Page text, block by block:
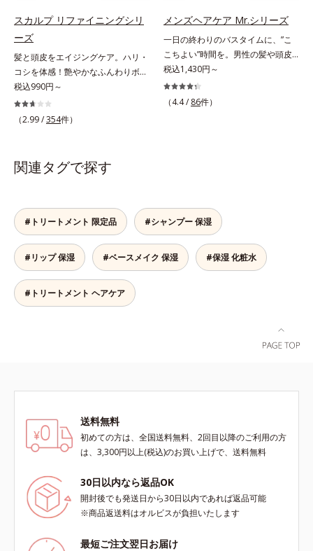
分が乾燥ダメージをケアし、毛髪の
うるおいをUP・11種のアミノ酸
(*5)：エッセンスインヘアミルクと
共通成分で毛髪を補修・タンパク質
補給成分(*6)：毛髪を補修してハリ
コシをUP・コレステロール(*7)：髪
への親和性が高い油性成分が毛髪の
湿・毛髪補修成分）*2 超音波ケア
の“定着”着想。毛髪水分との結合処
コフェロール、テトラヘキシルデカ
ン酸アスコルビル（保湿）*5 アル
ギニン、グリシン、アスパラギン
酸、セリン、トレオニン、バリン、
ニン、イソロイシン、ヒスチジン
（毛髪補修）*6 加水分解ゴマタン
グのしやすい、ずっと触れていたく
なるうるツヤ髪へと導きます。ヒノ
キ、ラベンダー、ゼラニウムによる
リフレッシュアロマの香りで、バス
ルームがここちよいリラックス空間
に。*1 うねり、パサつき*2 保湿成
分
スカルプ リファイニングシリ
ーズ
髪と頭皮をエイジングケア。ハリ・
コシを体感！艶やかなふんわりボリ
ューム美髪へ。「抜け毛が目立つ」
「ボリュームがない」「ハリ・コシ
がない」という年齢による3大髪悩
ケア(*1)する、オルビスの頭皮ケア
シリーズです。地肌と髪をすこやか
ンドボタニカルエキス(*2)」を配
合。艶やかな、ふんわりボリューム
美髪へ導きます。翌朝の手ぐしで納
得できる、褒められ髪をご体感くだ
さい。*1 年齢に応じたお手入れの
こと *2 保湿成分
税込990円～
（2.99 /354件）
メンズヘアケア Mr.シリーズ
一日の終わりのバスタイムに、”こ
こちよい”時間を。男性の髪や頭皮
は汗や余分な皮脂に加え、ハードワ
ックスやスプレーなど性質が異なる
汚れがたまりやすい環境にありま
分と水分のバランスを整え、髪と頭
皮をすこやかに保ちます。さらにコ
ンディショナーには髪の1本1本を均
一な膜で包み込む「プレスタイリン
グ成分(*3)」を採用し、コーティン
ます。深呼吸したくなる爽やかでや
さしいグリーン＆ハーブの香りで、
ド、ラウリン酸ポリグリセリル-10
チン酸２K、アルテロモナス発酵エ
キス（微生物由来）、イワベンケイ
おいを与える保湿成分*3 PPG-3カ
プリリルエーテル＝毛髪の水分・油
分を保ち、髪をまとまりやすく整え
税込1,430円～
（4.4 / 86件）
関連タグで探す
#トリートメント 限定品 #シャンプー 保湿
#リップ 保湿 #ベースメイク 保湿 #保湿 化粧水
#トリートメント ヘアケア
送料無料
初めての方は、全国送料無料、2回目以降のご利用の方
は、3,300円以上(税込)のお買い上げで、送料無料
30日以内なら返品OK
開封後でも発送日から30日以内であれば返品可能
※商品返送料はオルビスが負担いたします
最短ご注文翌日お届け